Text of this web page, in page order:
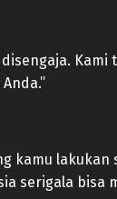
kamu
serigala bisa